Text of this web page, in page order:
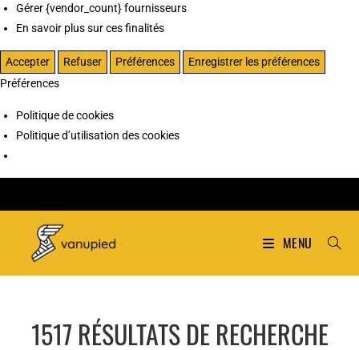
Gérer {vendor_count} fournisseurs
En savoir plus sur ces finalités
Accepter Refuser Préférences
Enregistrer les préférences
Préférences
Politique de cookies
Politique d’utilisation des cookies
MENU
1517 RÉSULTATS DE RECHERCHE